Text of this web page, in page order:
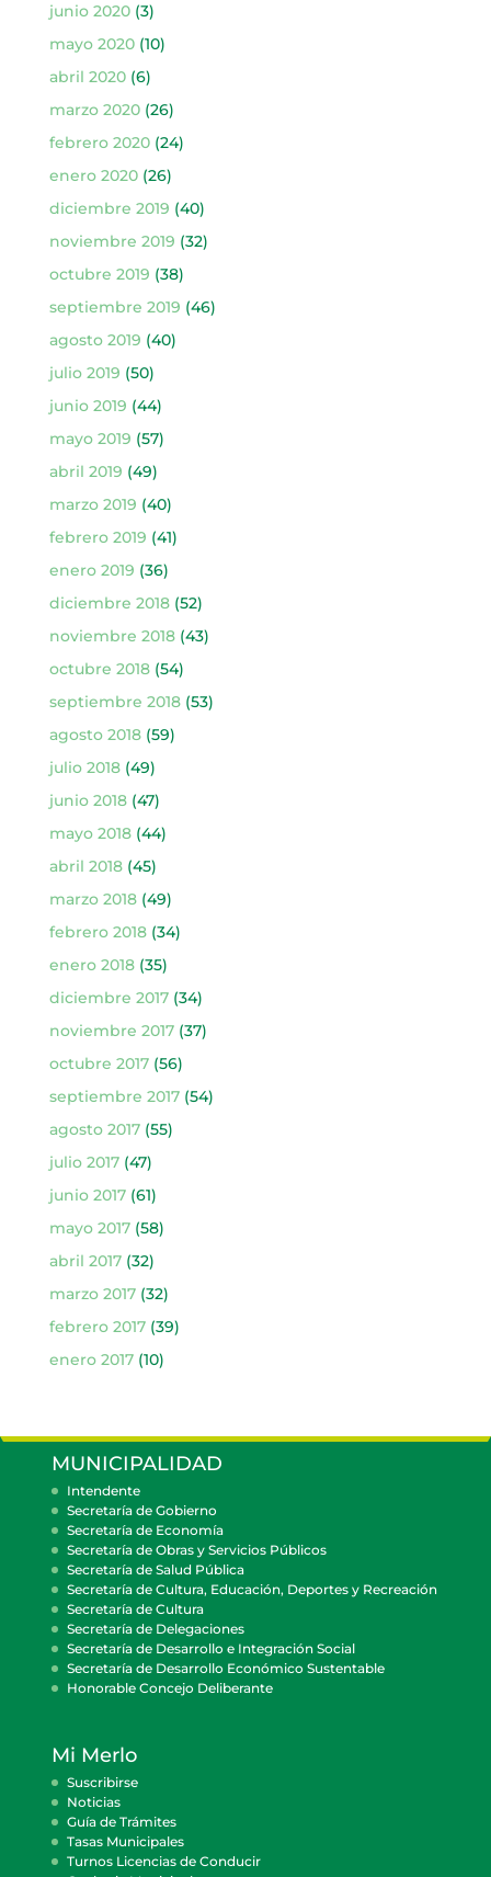
junio 2020(3)
mayo 2020(10)
abril 2020(6)
marzo 2020(26)
febrero 2020(24)
enero 2020(26)
diciembre 2019 (40)
noviembre 2019 (32)
octubre 2019 (38)
septiembre 2019 (46)
agosto 2019 (40)
julio 2019 (50)
junio 2019 (44)
mayo 2019 (57)
abril 2019 (49)
marzo 2019 (40)
febrero 2019 (41)
enero 2019 (36)
diciembre 2018(52)
noviembre 2018(43)
octubre 2018(54)
septiembre 2018(53)
agosto 2018(59)
julio 2018(49)
junio 2018(47)
mayo 2018(44)
abril 2018(45)
marzo 2018(49)
febrero 2018(34)
enero 2018(35)
diciembre 2017(34)
noviembre 2017(37)
octubre 2017(56)
septiembre 2017(54)
agosto 2017(55)
julio 2017(47)
junio 2017(61)
mayo 2017(58)
abril 2017(32)
marzo 2017(32)
febrero 2017(39)
enero 2017(10)
MUNICIPALIDAD
Intendente
Secretaría de Gobierno
Secretaría de Economía
Secretaría de Obras y Servicios Públicos
Secretaría de Salud Pública
Secretaría de Cultura, Educación, Deportes y Recreación
Secretaría de Cultura
Secretaría de Delegaciones
Secretaría de Desarrollo e Integración Social
Secretaría de Desarrollo Económico Sustentable
Honorable Concejo Deliberante
Mi Merlo
Suscribirse
Noticias
Guía de Trámites
Tasas Municipales
Turnos Licencias de Conducir